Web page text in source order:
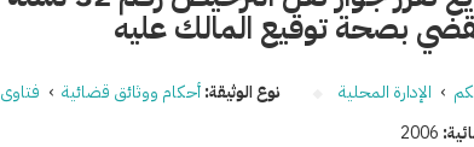
بصحة توقيع المالك عليه
› الإدارة المحلية نوع الوثيقة:أحكام ووثائق قضائية › فتاوى
2006